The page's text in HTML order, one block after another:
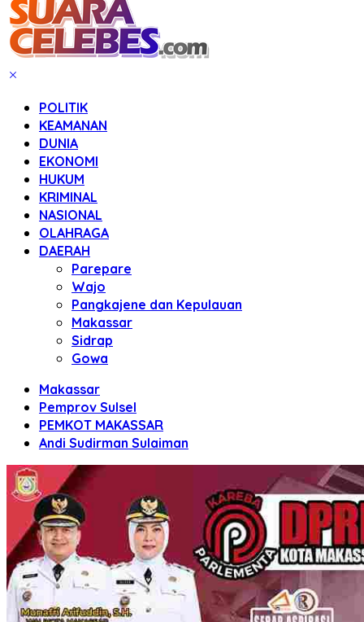
POLITIK
KEAMANAN
DUNIA
EKONOMI
HUKUM
KRIMINAL
NASIONAL
OLAHRAGA
DAERAH
Parepare
Wajo
Pangkajene dan Kepulauan
Makassar
Sidrap
Gowa
Makassar
Pemprov Sulsel
PEMKOT MAKASSAR
Andi Sudirman Sulaiman